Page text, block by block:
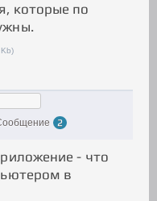
которые по
2
- что
в